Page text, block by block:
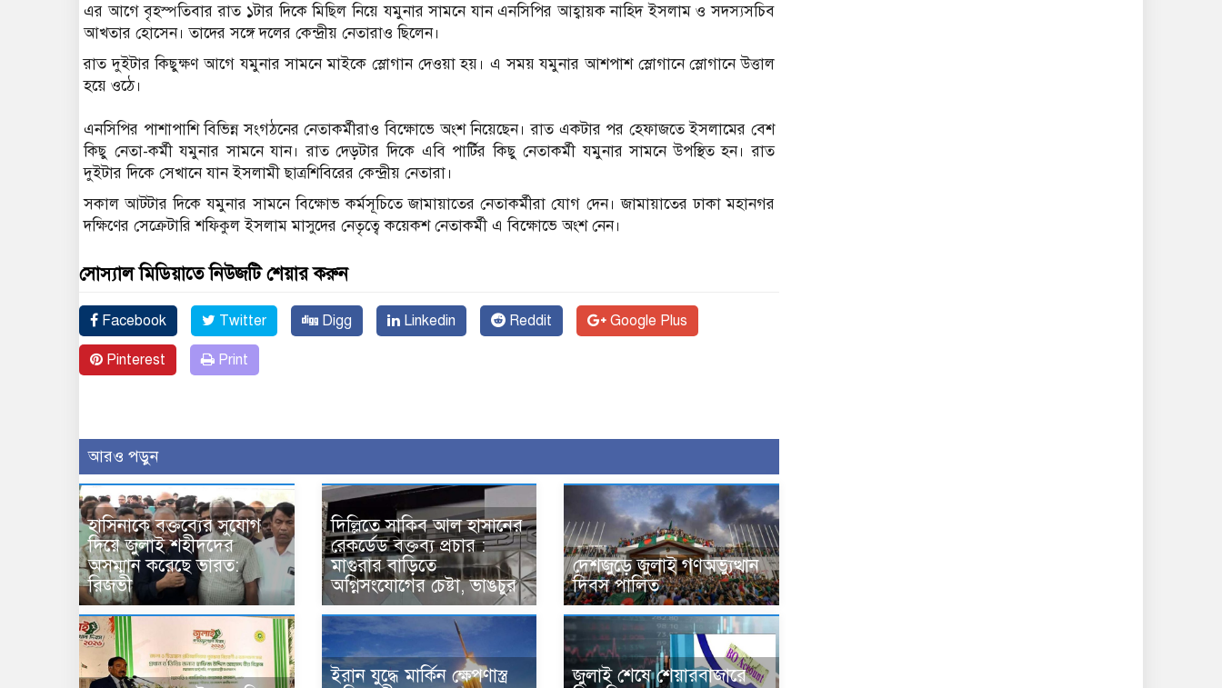
এর আগে বৃহস্পতিবার রাত ১টার দিকে মিছিল নিয়ে যমুনার সামনে যান এনসিপির আহ্বায়ক নাহিদ ইসলাম ও সদস্যসচিব
আখতার হোসেন। তাদের সঙ্গে দলের কেন্দ্রীয় নেতারাও ছিলেন।
রাত দুইটার কিছুক্ষণ আগে যমুনার সামনে মাইকে স্লোগান দেওয়া হয়। এ সময় যমুনার আশপাশ স্লোগানে স্লোগানে উত্তাল
হয়ে ওঠে।
এনসিপির পাশাপাশি বিভিন্ন সংগঠনের নেতাকর্মীরাও বিক্ষোভে অংশ নিয়েছেন। রাত একটার পর হেফাজতে ইসলামের বেশ
কিছু নেতা-কর্মী যমুনার সামনে যান। রাত দেড়টার দিকে এবি পার্টির কিছু নেতাকর্মী যমুনার সামনে উপস্থিত হন। রাত
দুইটার দিকে সেখানে যান ইসলামী ছাত্রশিবিরের কেন্দ্রীয় নেতারা।
সকাল আটটার দিকে যমুনার সামনে বিক্ষোভ কর্মসূচিতে জামায়াতের নেতাকর্মীরা যোগ দেন। জামায়াতের ঢাকা মহানগর
দক্ষিণের সেক্রেটারি শফিকুল ইসলাম মাসুদের নেতৃত্বে কয়েকশ নেতাকর্মী এ বিক্ষোভে অংশ নেন।
সোস্যাল মিডিয়াতে নিউজটি শেয়ার করুন
Facebook Twitter Digg Linkedin Reddit Google Plus
Pinterest Print
আরও পড়ুন
হাসিনাকে বক্তব্যের সুযোগ
দিয়ে জুলাই শহীদদের
অসম্মান করেছে ভারত:
রিজভী
দিল্লিতে সাকিব আল হাসানের
রেকর্ডেড বক্তব্য প্রচার :
মাগুরার বাড়িতে
অগ্নিসংযোগের চেষ্টা, ভাঙচুর
দেশজুড়ে জুলাই গণঅভ্যুত্থান
দিবস পালিত
ইরান যুদ্ধে মার্কিন ক্ষেপণাস্ত্র
জুলাই শেষে শেয়ারবাজারে